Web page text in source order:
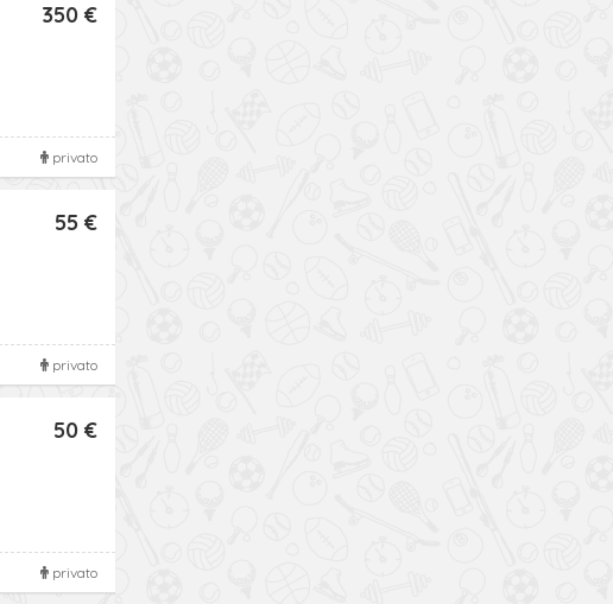
350 €
privato
55 €
privato
50 €
privato